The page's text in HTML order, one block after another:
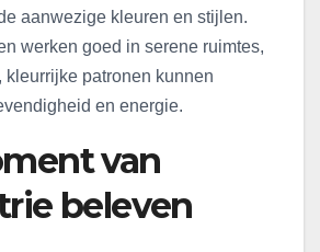
aanwezige kleuren en stijlen.
werken goed in serene ruimtes,
kleurrijke patronen kunnen
en energie.
van
beleven